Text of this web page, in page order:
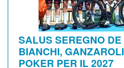
SALUS SEREGNO
BIANCHI,
POKER PER IL 2027